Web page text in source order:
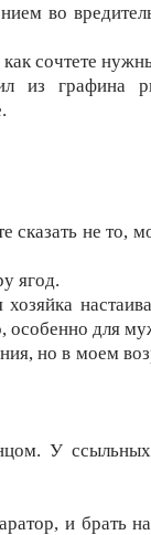
во
как сочтете
из графина
сказать не то,
ягод.
особенно для
но в моем
У
и брать